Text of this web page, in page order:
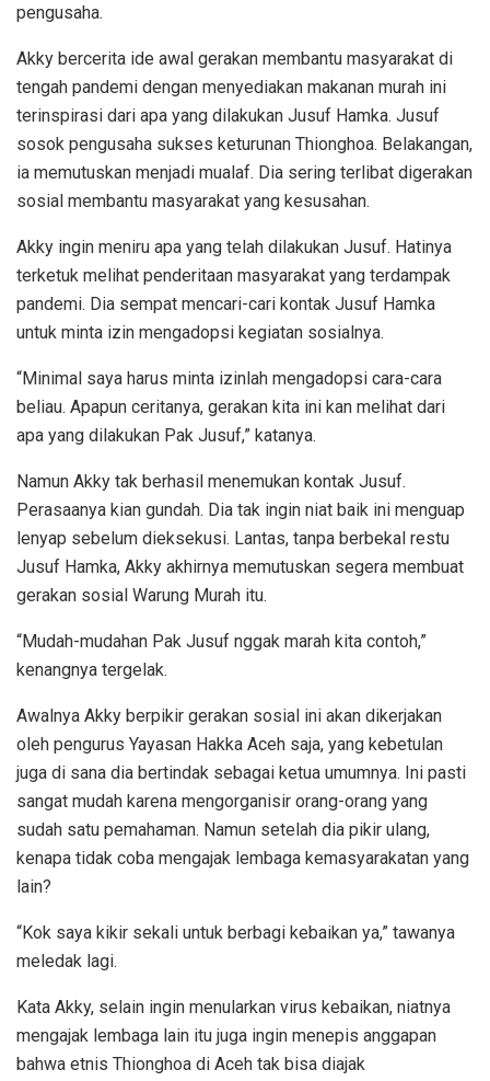
pengusaha.
Akky bercerita ide awal gerakan membantu masyarakat di
tengah pandemi dengan menyediakan makanan murah ini
terinspirasi dari apa yang dilakukan Jusuf Hamka. Jusuf
sosok pengusaha sukses keturunan Thionghoa. Belakangan,
ia memutuskan menjadi mualaf. Dia sering terlibat digerakan
sosial membantu masyarakat yang kesusahan.
Akky ingin meniru apa yang telah dilakukan Jusuf. Hatinya
terketuk melihat penderitaan masyarakat yang terdampak
pandemi. Dia sempat mencari-cari kontak Jusuf Hamka
untuk minta izin mengadopsi kegiatan sosialnya.
“Minimal saya harus minta izinlah mengadopsi cara-cara
beliau. Apapun ceritanya, gerakan kita ini kan melihat dari
apa yang dilakukan Pak Jusuf,” katanya.
Namun Akky tak berhasil menemukan kontak Jusuf.
Perasaanya kian gundah. Dia tak ingin niat baik ini menguap
lenyap sebelum dieksekusi. Lantas, tanpa berbekal restu
Jusuf Hamka, Akky akhirnya memutuskan segera membuat
gerakan sosial Warung Murah itu.
“Mudah-mudahan Pak Jusuf nggak marah kita contoh,”
kenangnya tergelak.
Awalnya Akky berpikir gerakan sosial ini akan dikerjakan
oleh pengurus Yayasan Hakka Aceh saja, yang kebetulan
juga di sana dia bertindak sebagai ketua umumnya. Ini pasti
sangat mudah karena mengorganisir orang-orang yang
sudah satu pemahaman. Namun setelah dia pikir ulang,
kenapa tidak coba mengajak lembaga kemasyarakatan yang
lain?
“Kok saya kikir sekali untuk berbagi kebaikan ya,” tawanya
meledak lagi.
Kata Akky, selain ingin menularkan virus kebaikan, niatnya
mengajak lembaga lain itu juga ingin menepis anggapan
bahwa etnis Thionghoa di Aceh tak bisa diajak